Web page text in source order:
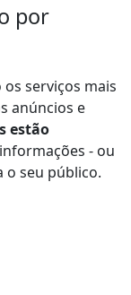
por
serviços mais
anúncios e
estão
- ou
o seu público.